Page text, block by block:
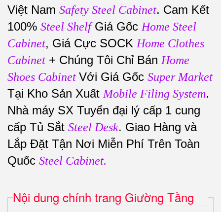
Việt Nam Safety Steel Cabinet. Cam Kết
100% Steel ShelfGiá Gốc Home Steel
Cabinet, Giá Cực SOCK Home Clothes
Cabinet + Chúng Tôi Chỉ Bán Home
Shoes Cabinet Với Giá Gốc Super Market
Tại Kho Sản Xuất Mobile Filing System.
Nhà máy SX Tuyển đại lý cấp 1 cung
cấp Tủ Sắt Steel Desk. Giao Hàng và
Lắp Đặt Tận Nơi Miễn Phí Trên Toàn
Quốc Steel Cabinet.
Nội dung chính trang Giường Tầng